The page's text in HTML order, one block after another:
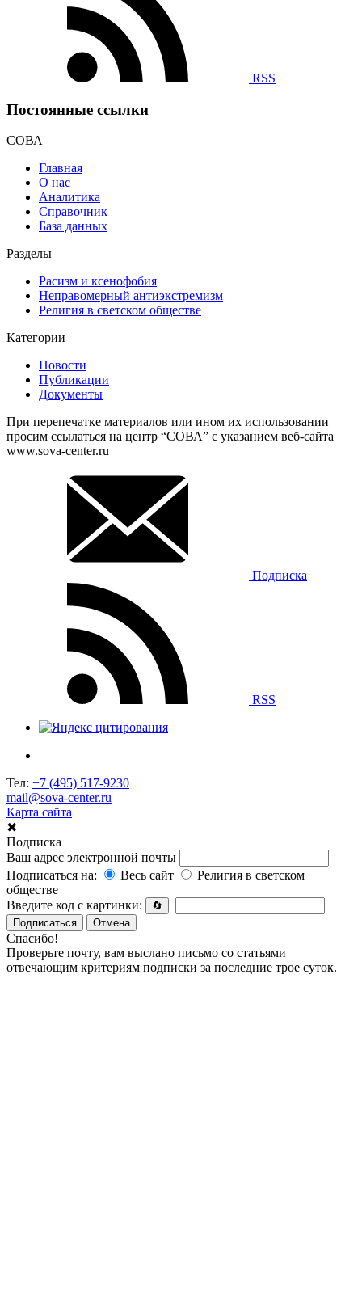
RSS
Постоянные ссылки
СОВА
Главная
О нас
Аналитика
Справочник
База данных
Разделы
Расизм и ксенофобия
Неправомерный антиэкстремизм
Религия в светском обществе
Категории
Новости
Публикации
Документы
При перепечатке материалов или ином их использовании
просим ссылаться на центр “СОВА” с указанием веб-сайта
www.sova-center.ru
Подписка
RSS
Тел: +7 (495) 517-9230
mail@sova-center.ru
Карта сайта
✖
Подписка
Ваш адрес электронной почты
Подписаться на:
Весь сайт
Религия в светском
обществе
Введите код с картинки:
🔄
Подписаться
Отмена
Спасибо!
Проверьте почту, вам выслано письмо со статьями
отвечающим критериям подписки за последние трое суток.